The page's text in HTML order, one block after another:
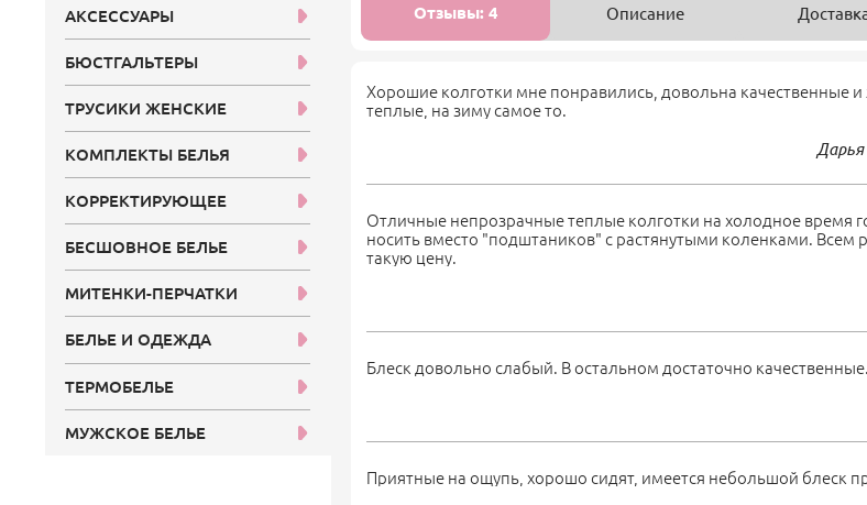
Отзывы: 4 Описание
Хорошие колготки мне понравились, довольна качественные и
теплые, на зиму самое то.
Дарья
Отличные непрозрачные теплые колготки на холодное время
носить вместо "подштаников" с растянутыми коленками. Всем
такую цену.
Блеск довольно слабый. В остальном достаточно качественные.
Приятные на ощупь, хорошо сидят, имеется небольшой блеск
АКСЕССУАРЫ
БЮСТГАЛЬТЕРЫ
ТРУСИКИ ЖЕНСКИЕ
КОМПЛЕКТЫ БЕЛЬЯ
КОРРЕКТИРУЮЩЕЕ
БЕСШОВНОЕ БЕЛЬЕ
МИТЕНКИ-ПЕРЧАТКИ
БЕЛЬЕ И ОДЕЖДА
ТЕРМОБЕЛЬЕ
МУЖСКОЕ БЕЛЬЕ